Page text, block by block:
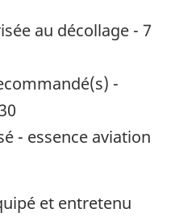
au décollage - 7
-
- essence aviation
et entretenu